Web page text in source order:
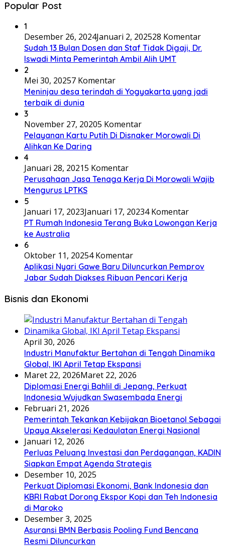
Popular Post
1
Desember 26, 2024Januari 2, 202528 Komentar
Sudah 13 Bulan Dosen dan Staf Tidak Digaji, Dr.
Iswadi Minta Pemerintah Ambil Alih UMT
2
Mei 30, 20257 Komentar
Meninjau desa terindah di Yogyakarta yang jadi
terbaik di dunia
3
November 27, 20205 Komentar
Pelayanan Kartu Putih Di Disnaker Morowali Di
Alihkan Ke Daring
4
Januari 28, 20215 Komentar
Perusahaan Jasa Tenaga Kerja Di Morowali Wajib
Mengurus LPTKS
5
Januari 17, 2023Januari 17, 20234 Komentar
PT Rumah Indonesia Terang Buka Lowongan Kerja
ke Australia
6
Oktober 11, 20254 Komentar
Aplikasi Nyari Gawe Baru Diluncurkan Pemprov
Jabar Sudah Diakses Ribuan Pencari Kerja
Bisnis dan Ekonomi
April 30, 2026
Industri Manufaktur Bertahan di Tengah Dinamika
Global, IKI April Tetap Ekspansi
Maret 22, 2026Maret 22, 2026
Diplomasi Energi Bahlil di Jepang, Perkuat
Indonesia Wujudkan Swasembada Energi
Februari 21, 2026
Pemerintah Tekankan Kebijakan Bioetanol Sebagai
Upaya Akselerasi Kedaulatan Energi Nasional
Januari 12, 2026
Perluas Peluang Investasi dan Perdagangan, KADIN
Siapkan Empat Agenda Strategis
Desember 10, 2025
Perkuat Diplomasi Ekonomi, Bank Indonesia dan
KBRI Rabat Dorong Ekspor Kopi dan Teh Indonesia
di Maroko
Desember 3, 2025
Asuransi BMN Berbasis Pooling Fund Bencana
Resmi Diluncurkan